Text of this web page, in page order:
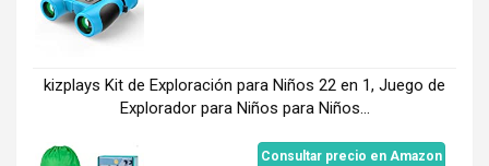
kizplays Kit de Exploración para Niños 22 en 1, Juego de
Explorador para Niños para Niños...
Consultar precio en Amazon